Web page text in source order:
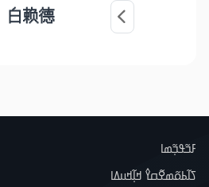
白赖德
ߓߏ߬ߟߏ߲߬ߘߊ
ߖߊ߬ߕߋ߬ߘߐ߬ߛߌ߮ ߞߊ߲߬ߞߎߡߊ